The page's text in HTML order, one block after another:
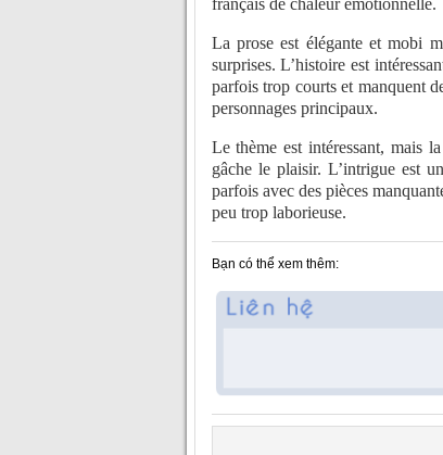
français de chaleur émotionnelle.
La prose est élégante et mobi
surprises. L’histoire est
parfois trop courts et manquent
personnages principaux.
Le thème est intéressant, mais
gâche le plaisir. L’intrigue est
parfois avec des pièces
peu trop laborieuse.
Bạn có thể xem thêm: